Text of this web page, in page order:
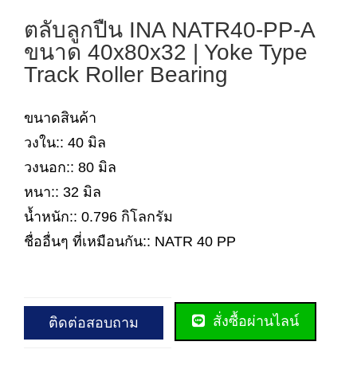
ตลับลูกปืน INA NATR40-PP-A
ขนาด 40x80x32 | Yoke Type
Track Roller Bearing
ขนาดสินค้า
วงใน:: 40 มิล
วงนอก:: 80 มิล
หนา:: 32 มิล
น้ำหนัก:: 0.796 กิโลกรัม
ชื่ออื่นๆ ที่เหมือนกัน:: NATR 40 PP
ติดต่อสอบถาม สั่งซื้อผ่านไลน์